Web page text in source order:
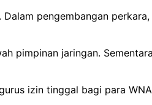
pengembangan
pimpinan jaringan.
izin tinggal bagi para